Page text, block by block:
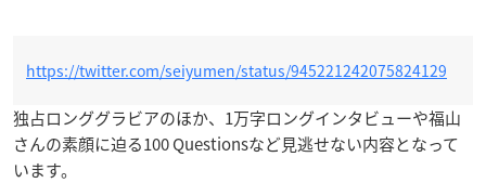
https://twitter.com/seiyumen/status/945221242075824129
独占ロンググラビアのほか、1万字ロングインタビューや福山
さんの素顔に迫る100 Questionsなど見逃せない内容となって
います。